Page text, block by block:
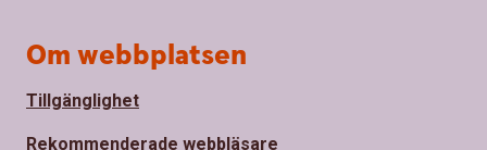
Om webbplatsen
Tillgänglighet
Rekommenderade webbläsare